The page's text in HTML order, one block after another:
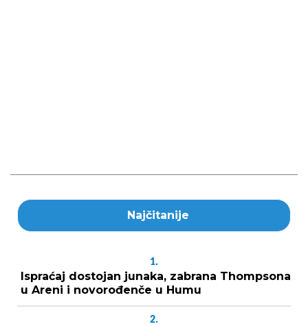
Najčitanije
1.
Ispraćaj dostojan junaka, zabrana Thompsona
u Areni i novorođenče u Humu
2.